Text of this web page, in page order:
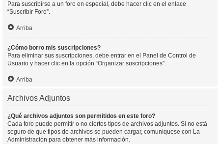
Para suscribirse a un foro en especial, debe hacer clic en el enlace
“Suscribir Foro”.
Arriba
¿Cómo borro mis suscripciones?
Para eliminar sus suscripciones, debe entrar en el Panel de Control de
Usuario y hacer clic en la opción “Organizar suscripciones”.
Arriba
Archivos Adjuntos
¿Qué archivos adjuntos son permitidos en este foro?
Cada foro puede permitir o no ciertos tipos de archivos adjuntos. Si no está
seguro de que tipos de archivos se pueden cargar, comuníquese con La
Administración para obtener más información.